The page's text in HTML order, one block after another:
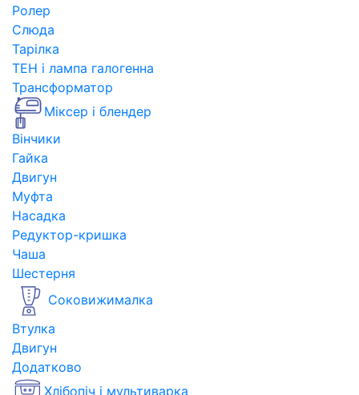
Ролер
Слюда
Тарілка
ТЕН і лампа галогенна
Трансформатор
Міксер і блендер
Вінчики
Гайка
Двигун
Муфта
Насадка
Редуктор-кришка
Чаша
Шестерня
Соковижималка
Втулка
Двигун
Додатково
Хлібопіч і мультиварка